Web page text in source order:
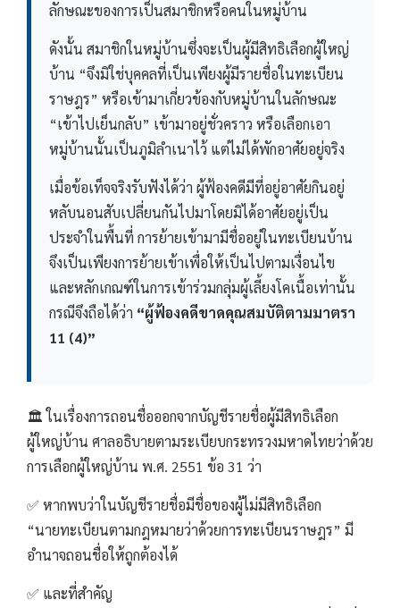
ลักษณะของการเป็นสมาชิกหรือคนในหมู่บ้าน
ดังนั้น สมาชิกในหมู่บ้านซึ่งจะเป็นผู้มีสิทธิเลือกผู้ใหญ่
บ้าน “จึงมิใช่บุคคลที่เป็นเพียงผู้มีรายชื่อในทะเบียน
ราษฎร” หรือเข้ามาเกี่ยวข้องกับหมู่บ้านในลักษณะ
“เข้าไปเย็นกลับ” เข้ามาอยู่ชั่วคราว หรือเลือกเอา
หมู่บ้านนั้นเป็นภูมิลำเนาไว้ แต่ไม่ได้พักอาศัยอยู่จริง
เมื่อข้อเท็จจริงรับฟังได้ว่า ผู้ฟ้องคดีมีที่อยู่อาศัยกินอยู่
หลับนอนสับเปลี่ยนกันไปมาโดยมิได้อาศัยอยู่เป็น
ประจำในพื้นที่ การย้ายเข้ามามีชื่ออยู่ในทะเบียนบ้าน
จึงเป็นเพียงการย้ายเข้าเพื่อให้เป็นไปตามเงื่อนไข
และหลักเกณฑ์ในการเข้าร่วมกลุ่มผู้เลี้ยงโคเนื้อเท่านั้น
กรณีจึงถือได้ว่า “ผู้ฟ้องคดีขาดคุณสมบัติตามมาตรา
11 (4)”
🏛️ ในเรื่องการถอนชื่อออกจากบัญชีรายชื่อผู้มีสิทธิเลือก
ผู้ใหญ่บ้าน ศาลอธิบายตามระเบียบกระทรวงมหาดไทยว่าด้วย
การเลือกผู้ใหญ่บ้าน พ.ศ. 2551 ข้อ 31 ว่า
✅ หากพบว่าในบัญชีรายชื่อมีชื่อของผู้ไม่มีสิทธิเลือก
“นายทะเบียนตามกฎหมายว่าด้วยการทะเบียนราษฎร” มี
อำนาจถอนชื่อให้ถูกต้องได้
✅ และที่สำคัญ